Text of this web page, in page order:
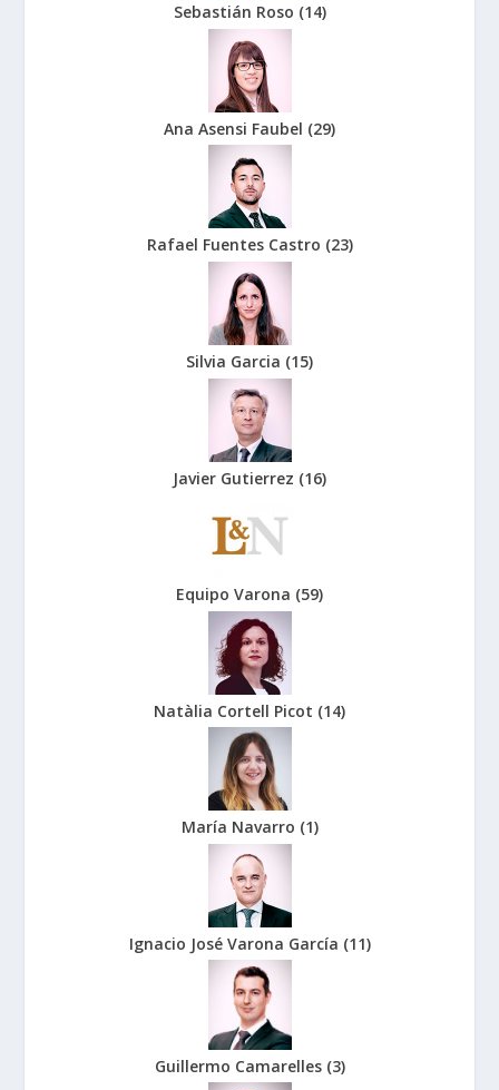
Sebastián Roso (14)
Ana Asensi Faubel (29)
Rafael Fuentes Castro (23)
Silvia Garcia (15)
Javier Gutierrez (16)
Equipo Varona (59)
Natàlia Cortell Picot (14)
María Navarro (1)
Ignacio José Varona García (11)
Guillermo Camarelles (3)